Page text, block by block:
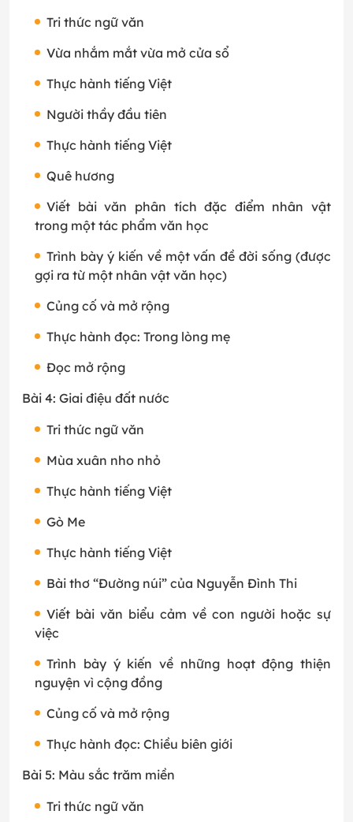
Tri thức ngữ văn
Vừa nhắm mắt vừa mở cửa sổ
Thực hành tiếng Việt
Người thầy đầu tiên
Thực hành tiếng Việt
Quê hương
Viết bài văn phân tích đặc điểm nhân vật
trong một tác phẩm văn học
Trình bày ý kiến về một vấn đề đời sống (được
gợi ra từ một nhân vật văn học)
Củng cố và mở rộng
Thực hành đọc: Trong lòng mẹ
Đọc mở rộng
Bài 4: Giai điệu đất nước
Tri thức ngữ văn
Mùa xuân nho nhỏ
Thực hành tiếng Việt
Gò Me
Thực hành tiếng Việt
Bài thơ “Đường núi” của Nguyễn Đình Thi
Viết bài văn biểu cảm về con người hoặc sự
việc
Trình bày ý kiến về những hoạt động thiện
nguyện vì cộng đồng
Củng cố và mở rộng
Thực hành đọc: Chiều biên giới
Bài 5: Màu sắc trăm miền
Tri thức ngữ văn